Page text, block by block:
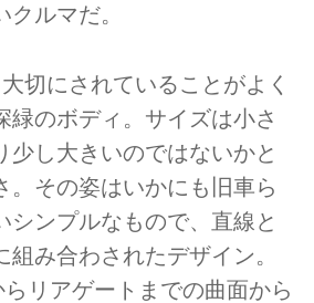
ルマだ。
切にされていることがよく
緑のボディ。サイズは小さ
少し大きいのではないかと
。その姿はいかにも旧車ら
シンプルなもので、直線と
み合わされたデザイン。
リアゲートまでの曲面から